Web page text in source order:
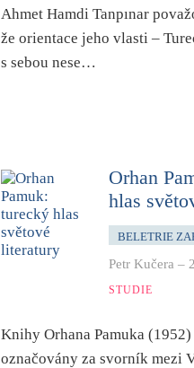
Ahmet Hamdi Tanpınar
že orientace jeho vlasti –
s sebou nese…
Orhan
hlas
BELETRIE
Petr Kučera –
STUDIE
Knihy Orhana Pamuka
označovány za svorník mezi